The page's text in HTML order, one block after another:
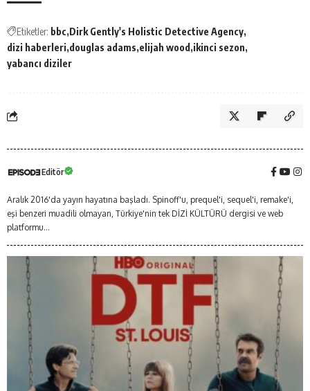
Etiketler: bbc Dirk Gently's Holistic Detective Agency
dizi haberleri douglas adams elijah wood ikinci sezon
yabancı diziler
Editör
Aralık 2016'da yayın hayatına başladı. Spinoff'u, prequel'i, sequel'i, remake'i,
eşi benzeri muadili olmayan, Türkiye'nin tek DİZİ KÜLTÜRÜ dergisi ve web
platformu...